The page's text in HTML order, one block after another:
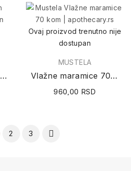
Very High Protection Sun Lotion SPF50+ 100ml
Ovaj proizvod trenutno nije
dostupan
MUSTELA
Vlažne maramice 70 kom
960,00 RSD
2 3 